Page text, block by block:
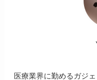
医療業界に勤めるガジ